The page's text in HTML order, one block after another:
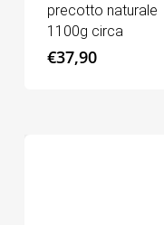
precotto naturale
1100g circa
€37,90